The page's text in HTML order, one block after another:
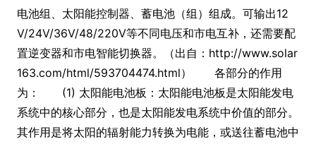
电池组、太阳能控制器、蓄电池（组）组成。可输出12
V/24V/36V/48/220V等不同电压和市电互补，还需要配
置逆变器和市电智能切换器。（出自：http://www.solar
163.com/html/593704474.html） 各部分的作用
为： (1) 太阳能电池板：太阳能电池板是太阳能发电
系统中的核心部分，也是太阳能发电系统中价值的部分。
其作用是将太阳的辐射能力转换为电能，或送往蓄电池中